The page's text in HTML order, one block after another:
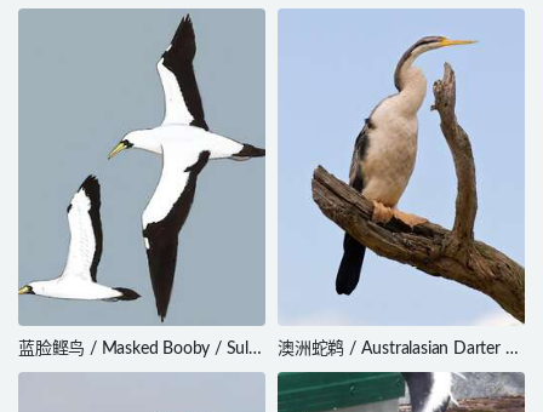
蓝脸鲣鸟 / Masked Booby / Sula
dactylatra
澳洲蛇鹈 / Australasian Darter /
Anhinga novaehollandiae